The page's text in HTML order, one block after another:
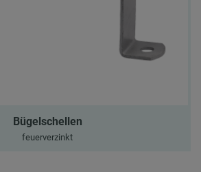
Bügelschellen
feuerverzinkt